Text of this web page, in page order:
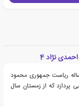
ریاست جمهوری محمود
که از زمستان سال